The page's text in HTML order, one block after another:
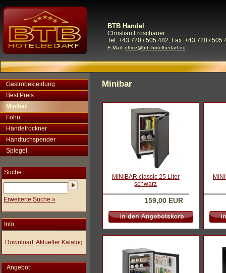
BTB Handel
Christian Froschauer
Tel. +43 720 / 505 482, Fax. +43 720 / 505
E-Mail: office@btb-hotelbedarf.eu
Gastrobekleidung
Best Preis
Minibar
Föhn
Händetrockner
Handtuchspender
Spiegel
Suche...
Erweiterte Suche »
Info
Download: Aktueller Katalog
Angebot
Minibar
MINIBAR classic 25 Liter
schwarz
159,00 EUR